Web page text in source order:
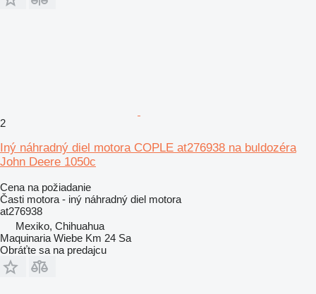
2
Iný náhradný diel motora COPLE at276938 na buldozéra
John Deere 1050c
Cena na požiadanie
Časti motora - iný náhradný diel motora
at276938
Mexiko, Chihuahua
Maquinaria Wiebe Km 24 Sa
Obráťte sa na predajcu